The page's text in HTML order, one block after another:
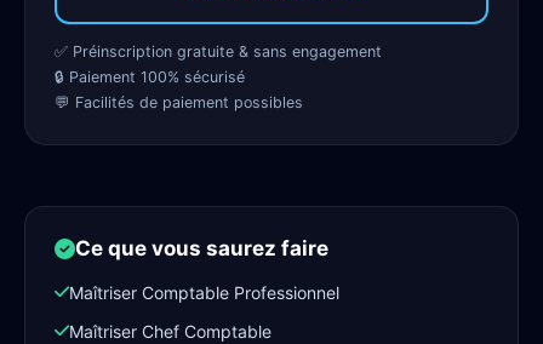
✅ Préinscription gratuite & sans engagement
🔒 Paiement 100% sécurisé
💬 Facilités de paiement possibles
Ce que vous saurez faire
Maîtriser Comptable Professionnel
Maîtriser Chef Comptable